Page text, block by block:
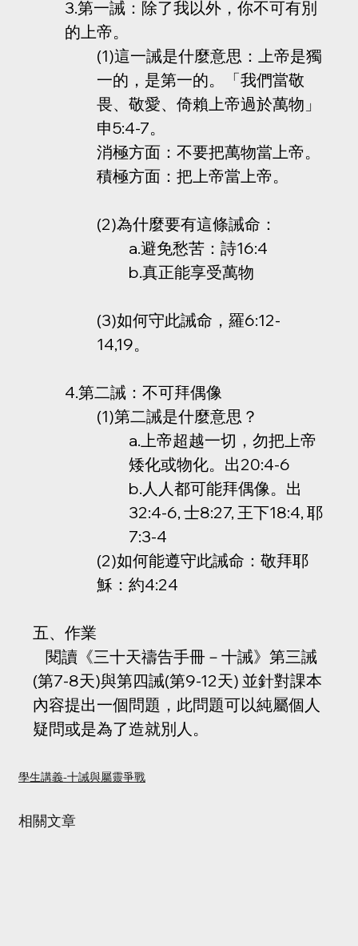
3.第一誡：除了我以外，你不可有別
的上帝。
(1)這一誡是什麼意思：上帝是獨
一的，是第一的。「我們當敬
畏、敬愛、倚賴上帝過於萬物」
申5:4-7。
消極方面：不要把萬物當上帝。
積極方面：把上帝當上帝。
(2)為什麼要有這條誡命：
a.避免愁苦：詩16:4
b.真正能享受萬物
(3)如何守此誡命，羅6:12-
14,19。
4.第二誡：不可拜偶像
(1)第二誡是什麼意思？
a.上帝超越一切，勿把上帝
矮化或物化。出20:4-6
b.人人都可能拜偶像。出
32:4-6, 士8:27, 王下18:4, 耶
7:3-4
(2)如何能遵守此誡命：敬拜耶
穌：約4:24
五、作業
閱讀《三十天禱告手冊－十誡》第三誡
(第7-8天)與第四誡(第9-12天) 並針對課本
內容提出一個問題，此問題可以純屬個人
疑問或是為了造就別人。
學生講義-十誡與屬靈爭戰
相關文章